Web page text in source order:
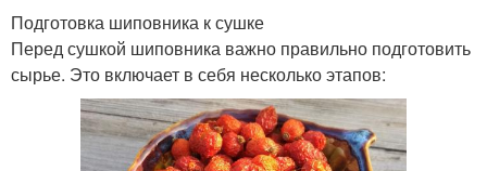
Подготовка шиповника к сушке
Перед сушкой шиповника важно правильно подготовить
сырье. Это включает в себя несколько этапов: